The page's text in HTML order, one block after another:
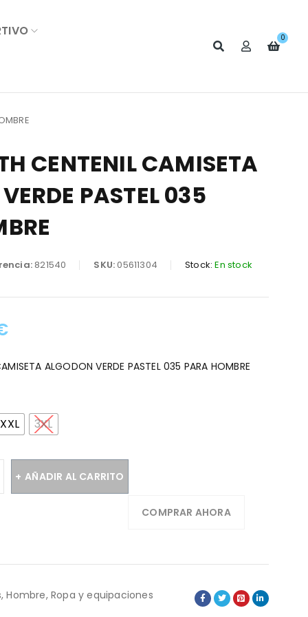
0
CENTENIL CAMISETA
PASTEL 035
821540 SKU:05611304 Stock: En stock
ALGODON VERDE PASTEL 035 PARA HOMBRE
XXL 3XL
AÑADIR AL CARRITO
COMPRAR AHORA
,Hombre,Ropa y equipaciones